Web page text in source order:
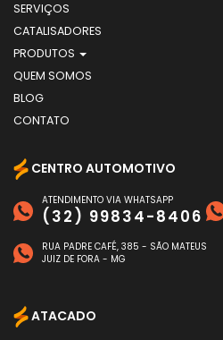
SERVIÇOS
CATALISADORES
PRODUTOS
QUEM SOMOS
BLOG
CONTATO
CENTRO AUTOMOTIVO
ATENDIMENTO VIA WHATSAPP
(32) 99834-8406
RUA PADRE CAFÉ, 385 - SÃO MATEUS
JUIZ DE FORA - MG
ATACADO